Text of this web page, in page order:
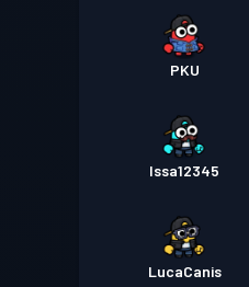
PKU
Issa12345
LucaCanis